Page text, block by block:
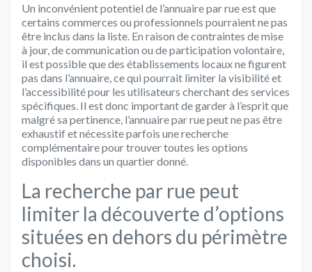
Un inconvénient potentiel de l’annuaire par rue est que
certains commerces ou professionnels pourraient ne pas
être inclus dans la liste. En raison de contraintes de mise
à jour, de communication ou de participation volontaire,
il est possible que des établissements locaux ne figurent
pas dans l’annuaire, ce qui pourrait limiter la visibilité et
l’accessibilité pour les utilisateurs cherchant des services
spécifiques. Il est donc important de garder à l’esprit que
malgré sa pertinence, l’annuaire par rue peut ne pas être
exhaustif et nécessite parfois une recherche
complémentaire pour trouver toutes les options
disponibles dans un quartier donné.
La recherche par rue peut
limiter la découverte d’options
situées en dehors du périmètre
choisi.